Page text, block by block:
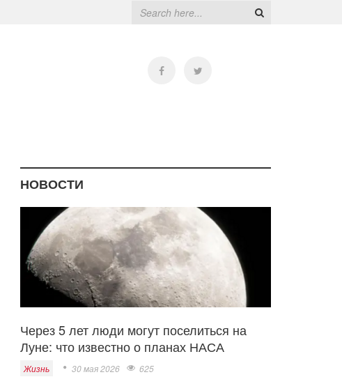
НОВОСТИ
Через 5 лет люди могут поселиться на
Луне: что известно о планах НАСА
Жизнь 30 мая 2026 625